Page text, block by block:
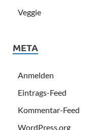
Veggie
META
Anmelden
Eintrags-Feed
Kommentar-Feed
WordPress.org